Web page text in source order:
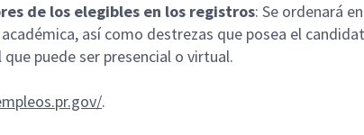
de los elegibles en los registros: Se ordenará
así como destrezas que posea el
puede ser presencial o virtual.
.